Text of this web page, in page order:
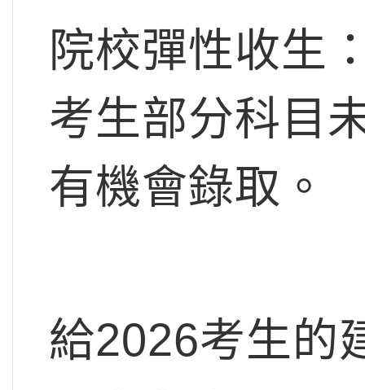
院校彈性收生
考生部分科目
有機會錄取。
給2026考生的